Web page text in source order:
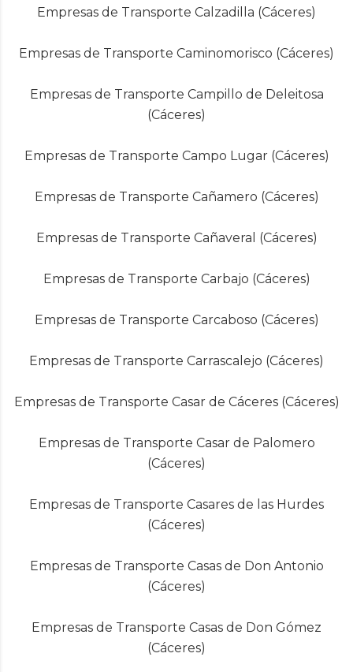
Empresas de Transporte Calzadilla (Cáceres)
Empresas de Transporte Caminomorisco (Cáceres)
Empresas de Transporte Campillo de Deleitosa
(Cáceres)
Empresas de Transporte Campo Lugar (Cáceres)
Empresas de Transporte Cañamero (Cáceres)
Empresas de Transporte Cañaveral (Cáceres)
Empresas de Transporte Carbajo (Cáceres)
Empresas de Transporte Carcaboso (Cáceres)
Empresas de Transporte Carrascalejo (Cáceres)
Empresas de Transporte Casar de Cáceres (Cáceres)
Empresas de Transporte Casar de Palomero
(Cáceres)
Empresas de Transporte Casares de las Hurdes
(Cáceres)
Empresas de Transporte Casas de Don Antonio
(Cáceres)
Empresas de Transporte Casas de Don Gómez
(Cáceres)